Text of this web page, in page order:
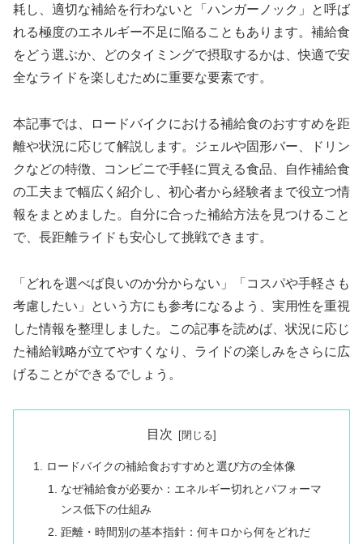
耗し、適切な補給を行わないと「ハンガーノック」と呼ば
れる極度のエネルギー不足に陥ることもあります。補給食
をどう選ぶか、どのタイミングで摂取するかは、快適で安
全なライドを楽しむために重要な要素です。
本記事では、ロードバイクにおける補給食のおすすめを距
離や状況に応じて解説します。ジェルや固形バー、ドリン
クなどの特徴、コンビニで手軽に買える食品、自作補給食
の工夫まで幅広く紹介し、初心者から経験者まで役立つ情
報をまとめました。自分に合った補給方法を見つけること
で、長距離ライドも安心して挑戦できます。
「どれを選べば良いのか分からない」「コスパや手軽さも
考慮したい」という方にも参考になるよう、実用性を重視
した情報を整理しました。この記事を読めば、状況に応じ
た補給戦略が立てやすくなり、ライドの楽しみをさらに広
げることができるでしょう。
目次
ロードバイクの補給食おすすめと選び方の全体像
なぜ補給食が必要か：エネルギー切れとパフォーマ
ンス低下の仕組み
距離・時間別の基本指針：何キロから何をどれだ